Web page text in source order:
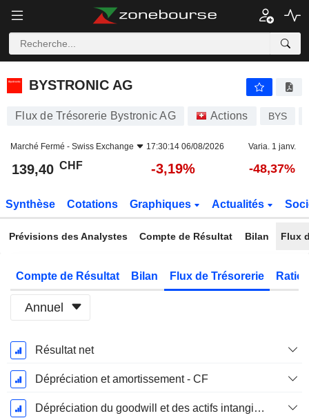
BYSTRONIC AG
BYSTRONIC AG
Flux de Trésorerie Bystronic AG Actions BYS
Marché Fermé - Swiss Exchange 17:30:14 06/08/2026 Varia. 1 janv.
139,40 CHF -3,19% -48,37%
Synthèse Cotations Graphiques Actualités
Prévisions des Analystes Compte de Résultat Bilan Flux
Compte de Résultat Bilan Flux de Trésorerie
Annuel
Période
Fiscale:
Décembre
Résultat net
Dépréciation et amortissement - CF
Dépréciation du goodwill et des actifs intangibles